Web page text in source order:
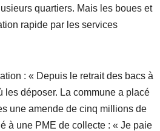
quartiers. Mais les boues et
rapide par les services
: « Depuis le retrait des bacs à
les déposer. La commune a placé
une amende de cinq millions de
à une PME de collecte : « Je paie